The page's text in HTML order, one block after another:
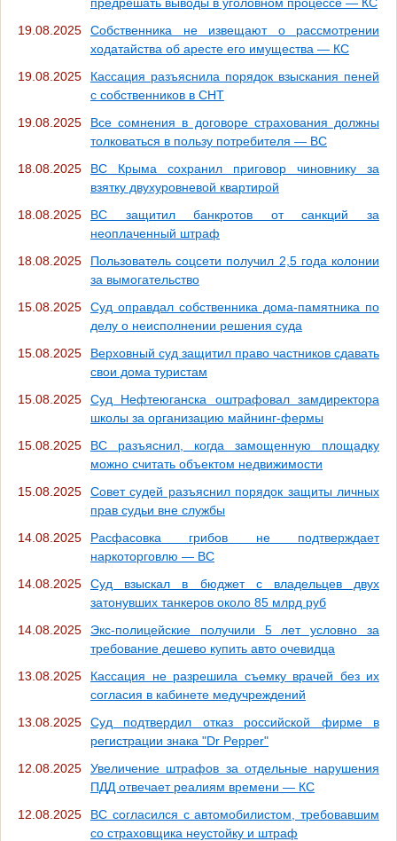
19.08.2025
Собственника не извещают о рассмотрении
ходатайства об аресте его имущества — КС
19.08.2025
Кассация разъяснила порядок взыскания пеней
с собственников в СНТ
19.08.2025
Все сомнения в договоре страхования должны
толковаться в пользу потребителя — ВС
18.08.2025
ВС Крыма сохранил приговор чиновнику за
взятку двухуровневой квартирой
18.08.2025
ВС защитил банкротов от санкций за
неоплаченный штраф
18.08.2025
Пользователь соцсети получил 2,5 года колонии
за вымогательство
15.08.2025
Суд оправдал собственника дома-памятника по
делу о неисполнении решения суда
15.08.2025
Верховный суд защитил право частников сдавать
свои дома туристам
15.08.2025
Суд Нефтеюганска оштрафовал замдиректора
школы за организацию майнинг-фермы
15.08.2025
ВС разъяснил, когда замощенную площадку
можно считать объектом недвижимости
15.08.2025
Совет судей разъяснил порядок защиты личных
прав судьи вне службы
14.08.2025
Расфасовка грибов не подтверждает
наркоторговлю — ВС
14.08.2025
Суд взыскал в бюджет с владельцев двух
затонувших танкеров около 85 млрд руб
14.08.2025
Экс-полицейские получили 5 лет условно за
требование дешево купить авто очевидца
13.08.2025
Кассация не разрешила съемку врачей без их
согласия в кабинете медучреждений
13.08.2025
Суд подтвердил отказ российской фирме в
регистрации знака "Dr Pepper"
12.08.2025
Увеличение штрафов за отдельные нарушения
ПДД отвечает реалиям времени — КС
12.08.2025
ВС согласился с автомобилистом, требовавшим
со страховщика неустойку и штраф